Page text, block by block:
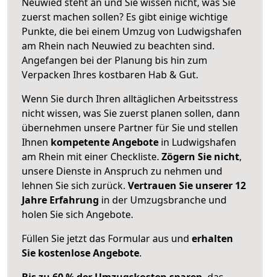
zuerst machen sollen? Es gibt einige wichtige
Punkte, die bei einem Umzug von Ludwigshafen
am Rhein nach Neuwied zu beachten sind.
Angefangen bei der Planung bis hin zum
Verpacken Ihres kostbaren Hab & Gut.
Wenn Sie durch Ihren alltäglichen Arbeitsstress
nicht wissen, was Sie zuerst planen sollen, dann
übernehmen unsere Partner für Sie und stellen
Ihnen kompetente Angebote in Ludwigshafen
am Rhein mit einer Checkliste. Zögern Sie nicht,
unsere Dienste in Anspruch zu nehmen und
lehnen Sie sich zurück. Vertrauen Sie unserer 12
Jahre Erfahrung in der Umzugsbranche und
holen Sie sich Angebote.
Füllen Sie jetzt das Formular aus und erhalten
Sie kostenlose Angebote.